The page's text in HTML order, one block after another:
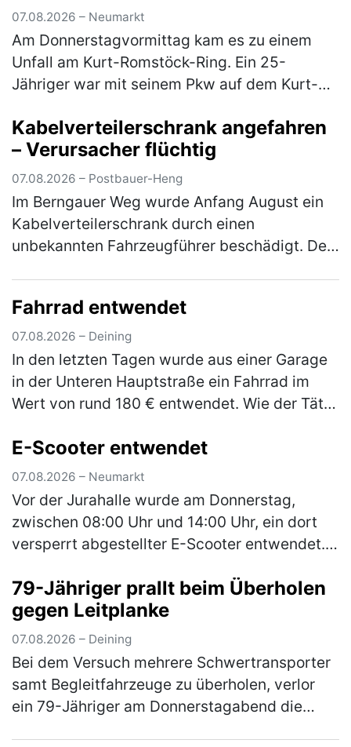
07.08.2026 – Neumarkt
Am Donnerstagvormittag kam es zu einem
Unfall am Kurt-Romstöck-Ring. Ein 25-
Jähriger war mit seinem Pkw auf dem Kurt-
Kreuzung mit der Ringstraße/St-Florian-
Straß…(mehr)
Kabelverteilerschrank angefahren
– Verursacher flüchtig
07.08.2026 – Postbauer-Heng
Im Berngauer Weg wurde Anfang August ein
Kabelverteilerschrank durch einen
unbekannten Fahrzeugführer beschädigt. Der
(mehr)
Fahrrad entwendet
07.08.2026 – Deining
In den letzten Tagen wurde aus einer Garage
in der Unteren Hauptstraße ein Fahrrad im
Wert von rund 180 € entwendet. Wie der Täter
Gegenstand der laufenden E…
E-Scooter entwendet
07.08.2026 – Neumarkt
Vor der Jurahalle wurde am Donnerstag,
zwischen 08:00 Uhr und 14:00 Uhr, ein dort
versperrt abgestellter E-Scooter entwendet.
schwarzen E-Scooter der Marke Xiao…(mehr)
79-Jähriger prallt beim Überholen
gegen Leitplanke
07.08.2026 – Deining
Bei dem Versuch mehrere Schwertransporter
samt Begleitfahrzeuge zu überholen, verlor
ein 79-Jähriger am Donnerstagabend die